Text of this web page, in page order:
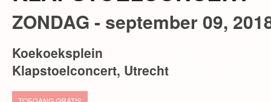
ZONDAG - september 09,
Koekoeksplein
Klapstoelconcert, Utrecht